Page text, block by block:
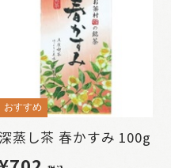
おすすめ
蒸し茶 春かすみ 100g